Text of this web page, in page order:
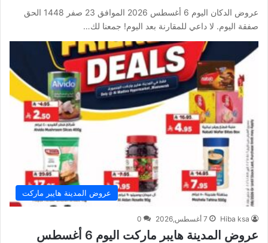
عروض الدكان اليوم 6 أغسطس 2026 الموافق 23 صفر 1448 الحق
صفقة اليوم. لا داعي للمقارنة بعد اليوم! جمعنا لك…
عروض المدينة هايبر ماركت
Hiba ksa 7 أغسطس,2026 0
عروض المدينة هايبر ماركت اليوم 6 أغسطس